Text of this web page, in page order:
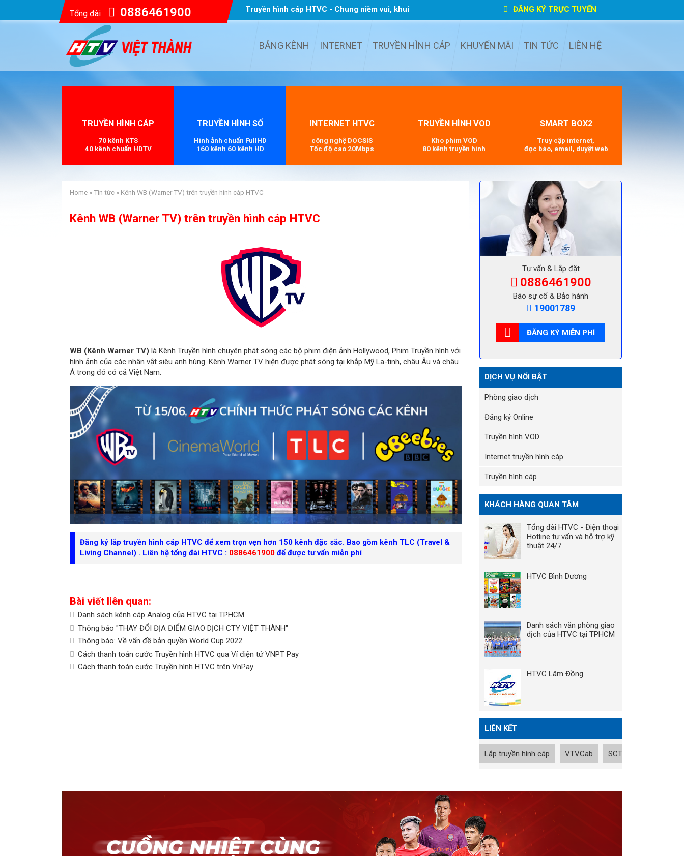
Tổng đài 0886461900 Truyền hình cáp HTVC - Chung niềm vui, khui ĐĂNG KÝ TRỰC TUYẾN
BẢNG KÊNH INTERNET TRUYỀN HÌNH CÁP KHUYẾN MÃI TIN TỨC LIÊN HỆ
TRUYỀN HÌNH CÁP
70 kênh KTS
40 kênh chuẩn HDTV
TRUYỀN HÌNH SỐ
Hình ảnh chuẩn FullHD
160 kênh 60 kênh HD
INTERNET HTVC
công nghệ DOCSIS
Tốc độ cao 20Mbps
TRUYỀN HÌNH VOD
Kho phim VOD
80 kênh truyền hình
SMART BOX2
Truy cập internet,
đọc báo, email, duyệt web
Home »Tin tức » Kênh WB (Warner TV) trên truyền hình cáp HTVC
Kênh WB (Warner TV) trên truyền hình cáp HTVC
WB (Kênh Warner TV) là Kênh Truyền hình chuyên phát sóng các bộ phim điện ảnh Hollywood, Phim Truyền hình với
hình ảnh của các nhân vật siêu anh hùng. Kênh Warner TV hiện được phát sóng tại khắp Mỹ La-tinh, châu Âu và châu
Á trong đó có cả Việt Nam.
Đăng ký lắp truyền hình cáp HTVC để xem trọn vẹn hơn 150 kênh đặc sắc. Bao gồm kênh TLC (Travel &
Living Channel ) . Liên hệ tổng đài HTVC : 0886461900 để được tư vấn miễn phí
Bài viết liên quan:
Danh sách kênh cáp Analog của HTVC tại TPHCM
Thông báo "THAY ĐỔI ĐỊA ĐIỂM GIAO DỊCH CTY VIỆT THÀNH"
Thông báo: Về vấn đề bản quyền World Cup 2022
Cách thanh toán cước Truyền hình HTVC qua Ví điện tử VNPT Pay
Cách thanh toán cước Truyền hình HTVC trên VnPay
Tư vấn & Lắp đặt
0886461900
Báo sự cố & Bảo hành
19001789
ĐĂNG KÝ MIỄN PHÍ
DỊCH VỤ NỔI BẬT
Phòng giao dịch
Đăng ký Online
Truyền hình VOD
Internet truyền hình cáp
Truyền hình cáp
KHÁCH HÀNG QUAN TÂM
Tổng đài HTVC - Điện thoại
Hotline tư vấn và hỗ trợ kỹ
thuật 24/7
HTVC Bình Dương
Danh sách văn phòng giao
dịch của HTVC tại TPHCM
HTVC Lâm Đồng
LIÊN KẾT
Lắp truyền hình cáp VTVCab SCTV